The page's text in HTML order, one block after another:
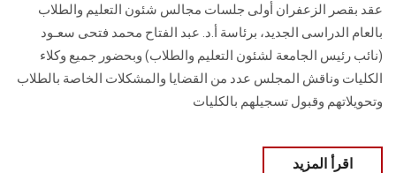
عقد بقصر الزعفران أولى جلسات مجالس شئون التعليم والطلاب
بالعام الدراسى الجديد، برئاسة أ.د. عبد الفتاح محمد فتحى سعـود
(نائب رئيس الجامعة لشئون التعليم والطلاب) وبحضور جميع وكلاء
الكليات وناقش المجلس عدد من القضايا والمشكلات الخاصة بالطلاب
وتحويلاتهم وقبول تسجيلهم بالكليات
اقرأ المزيد